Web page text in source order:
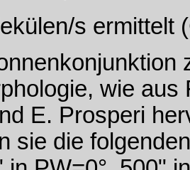
s ermittelt
wie
E. Prosperi
sie die